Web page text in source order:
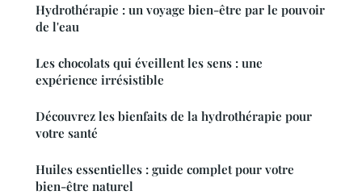
Hydrothérapie : un voyage bien-être par le pouvoir
de l'eau
Les chocolats qui éveillent les sens : une
expérience irrésistible
Découvrez les bienfaits de la hydrothérapie pour
votre santé
Huiles essentielles : guide complet pour votre
bien-être naturel